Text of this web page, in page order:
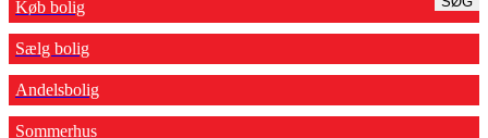
Køb bolig
Sælg bolig
Andelsbolig
Sommerhus